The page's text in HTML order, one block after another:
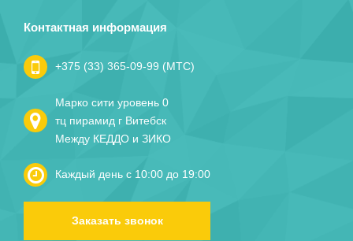
Контактная информация
+375 (33) 365-09-99 (МТС)
Марко сити уровень 0
тц пирамид г Витебск
Между КЕДДО и ЗИКО
Каждый день с 10:00 до 19:00
Заказать звонок